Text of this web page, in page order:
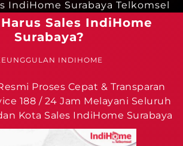
IndiHome Surabaya Telkomsel
Sales IndiHome
Surabaya?
INDIHOME
Proses Cepat & Transparan
188 / 24 Jam Melayani Seluruh
Kota Sales IndiHome Surabaya